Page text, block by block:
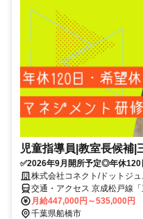
児童指導員|教室長候補
✅2026年9月開所予定◎年休120
株式会社コネクト/ドットジ
交通・アクセス 京成松戸線
駅」徒歩12分
月給447,000円～535,000円
千葉県船橋市